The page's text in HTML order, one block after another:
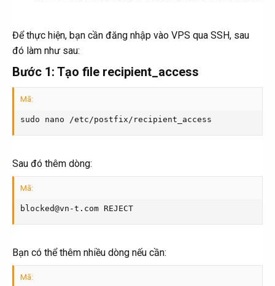
Để thực hiện, bạn cần đăng nhập vào VPS qua SSH, sau
đó làm như sau:
Bước 1: Tạo file recipient_access​
Mã:
sudo nano /etc/postfix/recipient_access
Sau đó thêm dòng:
Mã:
blocked@vn-t.com REJECT
Bạn có thể thêm nhiều dòng nếu cần:
Mã: